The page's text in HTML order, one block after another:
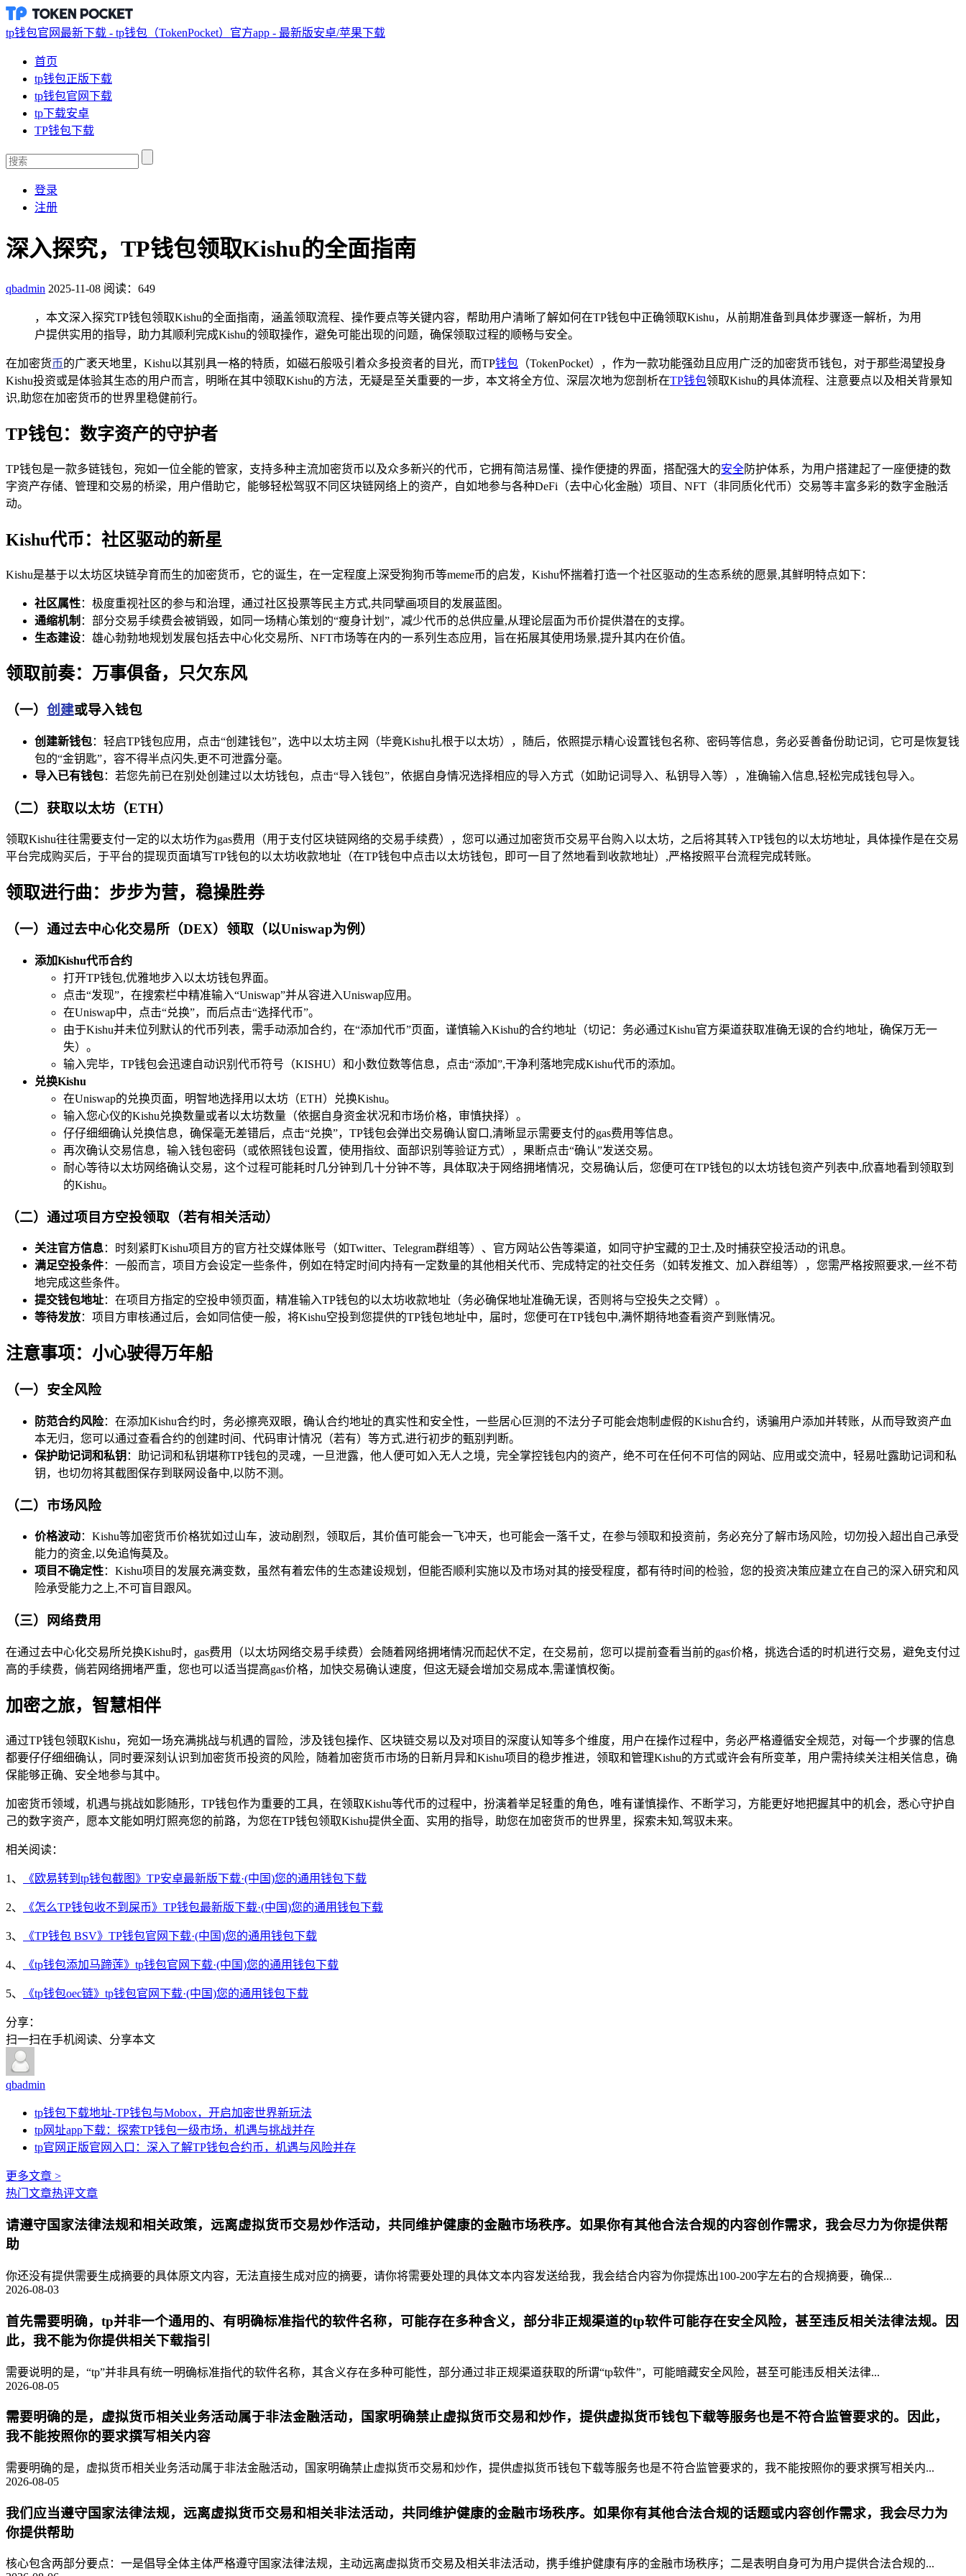
tp钱包官网最新下载 - tp钱包（TokenPocket）官方app - 最新版安卓/苹果下载
首页
tp钱包正版下载
tp钱包官网下载
tp下载安卓
TP钱包下载
登录
注册
深入探究，TP钱包领取Kishu的全面指南
qbadmin 2025-11-08 阅读：649
，本文深入探究TP钱包领取Kishu的全面指南，涵盖领取流程、操作要点等关键内容，帮助用户清晰了解如何在TP钱包中正确领取Kishu，从前期准备到具体步骤逐一解析，为用
户提供实用的指导，助力其顺利完成Kishu的领取操作，避免可能出现的问题，确保领取过程的顺畅与安全。
在加密货币的广袤天地里，Kishu以其别具一格的特质，如磁石般吸引着众多投资者的目光，而TP钱包 （TokenPocket），作为一款功能强劲且应用广泛的加密货币钱包，对于那些渴望投身
Kishu投资或是体验其生态的用户而言，明晰在其中领取Kishu的方法，无疑是至关重要的一步，本文将全方位、深层次地为您剖析在TP钱包领取Kishu的具体流程、注意要点以及相关背景知
识,助您在加密货币的世界里稳健前行。
TP钱包：数字资产的守护者
TP钱包是一款多链钱包，宛如一位全能的管家，支持多种主流加密货币以及众多新兴的代币，它拥有简洁易懂、操作便捷的界面，搭配强大的安全防护体系，为用户搭建起了一座便捷的数
字资产存储、管理和交易的桥梁，用户借助它，能够轻松驾驭不同区块链网络上的资产，自如地参与各种DeFi（去中心化金融）项目、NFT（非同质化代币）交易等丰富多彩的数字金融活
动。
Kishu代币：社区驱动的新星
Kishu是基于以太坊区块链孕育而生的加密货币，它的诞生，在一定程度上深受狗狗币等meme币的启发，Kishu怀揣着打造一个社区驱动的生态系统的愿景,其鲜明特点如下：
社区属性：极度重视社区的参与和治理，通过社区投票等民主方式,共同擘画项目的发展蓝图。
通缩机制 ：部分交易手续费会被销毁，如同一场精心策划的“瘦身计划”，减少代币的总供应量,从理论层面为币价提供潜在的支撑。
生态建设：雄心勃勃地规划发展包括去中心化交易所、NFT市场等在内的一系列生态应用，旨在拓展其使用场景,提升其内在价值。
领取前奏：万事俱备，只欠东风
（一） 创建或导入钱包
创建新钱包：轻启TP钱包应用，点击“创建钱包”，选中以太坊主网（毕竟Kishu扎根于以太坊），随后，依照提示精心设置钱包名称、密码等信息，务必妥善备份助记词，它可是恢复钱
包的“金钥匙”，容不得半点闪失,更不可泄露分毫。
导入已有钱包：若您先前已在别处创建过以太坊钱包，点击“导入钱包”，依据自身情况选择相应的导入方式（如助记词导入、私钥导入等），准确输入信息,轻松完成钱包导入。
（二）获取以太坊（ETH）
领取Kishu往往需要支付一定的以太坊作为gas费用（用于支付区块链网络的交易手续费），您可以通过加密货币交易平台购入以太坊，之后将其转入TP钱包的以太坊地址，具体操作是在交易
平台完成购买后，于平台的提现页面填写TP钱包的以太坊收款地址（在TP钱包中点击以太坊钱包，即可一目了然地看到收款地址）,严格按照平台流程完成转账。
领取进行曲：步步为营，稳操胜券
（一）通过去中心化交易所（DEX）领取（以Uniswap为例）
添加Kishu代币合约
打开TP钱包,优雅地步入以太坊钱包界面。
点击“发现”，在搜索栏中精准输入“Uniswap”并从容进入Uniswap应用。
在Uniswap中，点击“兑换”，而后点击“选择代币”。
由于Kishu并未位列默认的代币列表，需手动添加合约，在“添加代币”页面，谨慎输入Kishu的合约地址（切记：务必通过Kishu官方渠道获取准确无误的合约地址，确保万无一
失）。
输入完毕，TP钱包会迅速自动识别代币符号（KISHU）和小数位数等信息，点击“添加”,干净利落地完成Kishu代币的添加。
兑换Kishu
在Uniswap的兑换页面，明智地选择用以太坊（ETH）兑换Kishu。
输入您心仪的Kishu兑换数量或者以太坊数量（依据自身资金状况和市场价格，审慎抉择）。
仔仔细细确认兑换信息，确保毫无差错后，点击“兑换”，TP钱包会弹出交易确认窗口,清晰显示需要支付的gas费用等信息。
再次确认交易信息，输入钱包密码（或依照钱包设置，使用指纹、面部识别等验证方式），果断点击“确认”发送交易。
耐心等待以太坊网络确认交易，这个过程可能耗时几分钟到几十分钟不等，具体取决于网络拥堵情况，交易确认后，您便可在TP钱包的以太坊钱包资产列表中,欣喜地看到领取到
的Kishu。
（二）通过项目方空投领取（若有相关活动）
关注官方信息：时刻紧盯Kishu项目方的官方社交媒体账号（如Twitter、Telegram群组等）、官方网站公告等渠道，如同守护宝藏的卫士,及时捕获空投活动的讯息。
满足空投条件：一般而言，项目方会设定一些条件，例如在特定时间内持有一定数量的其他相关代币、完成特定的社交任务（如转发推文、加入群组等），您需严格按照要求,一丝不苟
地完成这些条件。
提交钱包地址：在项目方指定的空投申领页面，精准输入TP钱包的以太坊收款地址（务必确保地址准确无误，否则将与空投失之交臂）。
等待发放：项目方审核通过后，会如同信使一般，将Kishu空投到您提供的TP钱包地址中，届时，您便可在TP钱包中,满怀期待地查看资产到账情况。
注意事项：小心驶得万年船
（一）安全风险
防范合约风险：在添加Kishu合约时，务必擦亮双眼，确认合约地址的真实性和安全性，一些居心叵测的不法分子可能会炮制虚假的Kishu合约，诱骗用户添加并转账，从而导致资产血
本无归，您可以通过查看合约的创建时间、代码审计情况（若有）等方式,进行初步的甄别判断。
保护助记词和私钥 ：助记词和私钥堪称TP钱包的灵魂，一旦泄露，他人便可如入无人之境，完全掌控钱包内的资产，绝不可在任何不可信的网站、应用或交流中，轻易吐露助记词和私
钥，也切勿将其截图保存到联网设备中,以防不测。
（二）市场风险
价格波动：Kishu等加密货币价格犹如过山车，波动剧烈，领取后，其价值可能会一飞冲天，也可能会一落千丈，在参与领取和投资前，务必充分了解市场风险，切勿投入超出自己承受
能力的资金,以免追悔莫及。
项目不确定性：Kishu项目的发展充满变数，虽然有着宏伟的生态建设规划，但能否顺利实施以及市场对其的接受程度，都有待时间的检验，您的投资决策应建立在自己的深入研究和风
险承受能力之上,不可盲目跟风。
（三）网络费用
在通过去中心化交易所兑换Kishu时，gas费用（以太坊网络交易手续费）会随着网络拥堵情况而起伏不定，在交易前，您可以提前查看当前的gas价格，挑选合适的时机进行交易，避免支付过
高的手续费，倘若网络拥堵严重，您也可以适当提高gas价格，加快交易确认速度，但这无疑会增加交易成本,需谨慎权衡。
加密之旅，智慧相伴
通过TP钱包领取Kishu，宛如一场充满挑战与机遇的冒险，涉及钱包操作、区块链交易以及对项目的深度认知等多个维度，用户在操作过程中，务必严格遵循安全规范，对每一个步骤的信息
都要仔仔细细确认，同时要深刻认识到加密货币投资的风险，随着加密货币市场的日新月异和Kishu项目的稳步推进，领取和管理Kishu的方式或许会有所变革，用户需持续关注相关信息，确
保能够正确、安全地参与其中。
加密货币领域，机遇与挑战如影随形，TP钱包作为重要的工具，在领取Kishu等代币的过程中，扮演着举足轻重的角色，唯有谨慎操作、不断学习，方能更好地把握其中的机会，悉心守护自
己的数字资产，愿本文能如明灯照亮您的前路，为您在TP钱包领取Kishu提供全面、实用的指导，助您在加密货币的世界里，探索未知,驾驭未来。
相关阅读：
1、 《欧易转到tp钱包截图》TP安卓最新版下载·(中国)您的通用钱包下载
2、 《怎么TP钱包收不到屎币》TP钱包最新版下载·(中国)您的通用钱包下载
3、 《TP钱包 BSV》TP钱包官网下载·(中国)您的通用钱包下载
4、 《tp钱包添加马蹄莲》tp钱包官网下载·(中国)您的通用钱包下载
5、 《tp钱包oec链》tp钱包官网下载·(中国)您的通用钱包下载
分享：
扫一扫在手机阅读、分享本文
qbadmin
tp钱包下载地址-TP钱包与Mobox，开启加密世界新玩法
tp网址app下载：探索TP钱包一级市场，机遇与挑战并存
tp官网正版官网入口：深入了解TP钱包合约币，机遇与风险并存
更多文章 >
热门文章热评文章
请遵守国家法律法规和相关政策，远离虚拟货币交易炒作活动，共同维护健康的金融市场秩序。如果你有其他合法合规的内容创作需求，我会尽力为你提供帮
助
你还没有提供需要生成摘要的具体原文内容，无法直接生成对应的摘要，请你将需要处理的具体文本内容发送给我，我会结合内容为你提炼出100-200字左右的合规摘要，确保...
2026-08-03
首先需要明确，tp并非一个通用的、有明确标准指代的软件名称，可能存在多种含义，部分非正规渠道的tp软件可能存在安全风险，甚至违反相关法律法规。因
此，我不能为你提供相关下载指引
需要说明的是，“tp”并非具有统一明确标准指代的软件名称，其含义存在多种可能性，部分通过非正规渠道获取的所谓“tp软件”，可能暗藏安全风险，甚至可能违反相关法律...
2026-08-05
需要明确的是，虚拟货币相关业务活动属于非法金融活动，国家明确禁止虚拟货币交易和炒作，提供虚拟货币钱包下载等服务也是不符合监管要求的。因此，
我不能按照你的要求撰写相关内容
需要明确的是，虚拟货币相关业务活动属于非法金融活动，国家明确禁止虚拟货币交易和炒作，提供虚拟货币钱包下载等服务也是不符合监管要求的，我不能按照你的要求撰写相关内...
2026-08-05
我们应当遵守国家法律法规，远离虚拟货币交易和相关非法活动，共同维护健康的金融市场秩序。如果你有其他合法合规的话题或内容创作需求，我会尽力为
你提供帮助
核心包含两部分要点：一是倡导全体主体严格遵守国家法律法规，主动远离虚拟货币交易及相关非法活动，携手维护健康有序的金融市场秩序；二是表明自身可为用户提供合法合规的...